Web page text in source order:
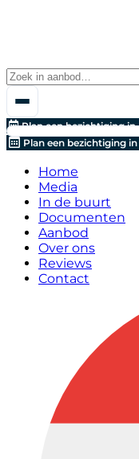
Plan een bezichtiging in
Plan een bezichtiging in
Home
Media
In de buurt
Documenten
Aanbod
Over ons
Reviews
Contact